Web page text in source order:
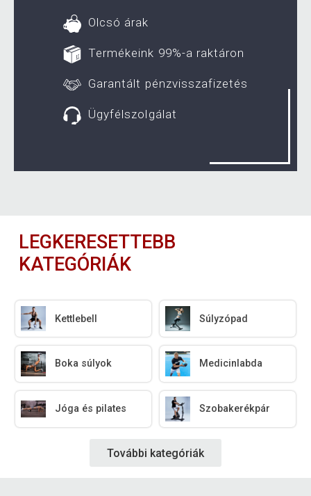
Olcsó árak
Termékeink 99%-a raktáron
Garantált pénzvisszafizetés
Ügyfélszolgálat
LEGKERESETTEBB
KATEGÓRIÁK
Kettlebell Súlyzópad
Boka súlyok Medicinlabda
Jóga és pilates Szobakerékpár
További kategóriák